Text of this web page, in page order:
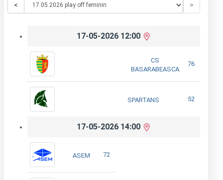
< >
17-05-2026 12:00
CS
BASARABEASCA
76
SPARTANS 52
17-05-2026 14:00
ASEM 72